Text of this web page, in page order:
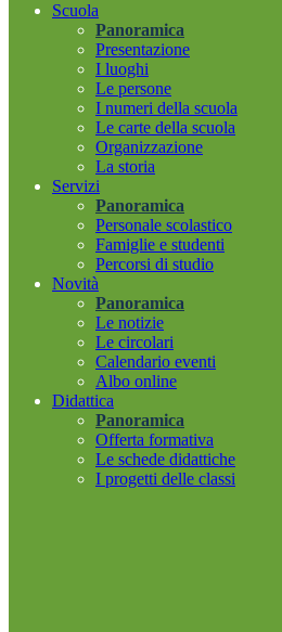
Scuola
Panoramica
Presentazione
I luoghi
Le persone
I numeri della scuola
Le carte della scuola
Organizzazione
La storia
Servizi
Panoramica
Personale scolastico
Famiglie e studenti
Percorsi di studio
Novità
Panoramica
Le notizie
Le circolari
Calendario eventi
Albo online
Didattica
Panoramica
Offerta formativa
Le schede didattiche
I progetti delle classi